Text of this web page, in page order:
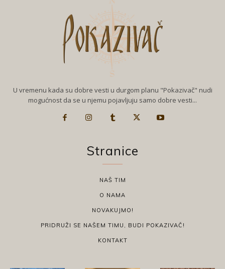
U vremenu kada su dobre vesti u durgom planu "Pokazivač" nudi
mogućnost da se u njemu pojavljuju samo dobre vesti...
Stranice
NAŠ TIM
O NAMA
NOVAKUJMO!
PRIDRUŽI SE NAŠEM TIMU, BUDI POKAZIVAČ!
KONTAKT